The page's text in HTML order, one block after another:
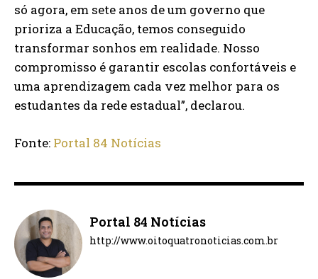
só agora, em sete anos de um governo que
prioriza a Educação, temos conseguido
transformar sonhos em realidade. Nosso
compromisso é garantir escolas confortáveis e
uma aprendizagem cada vez melhor para os
estudantes da rede estadual”, declarou.
Fonte: Portal 84 Notícias
Portal 84 Notícias
http://www.oitoquatronoticias.com.br